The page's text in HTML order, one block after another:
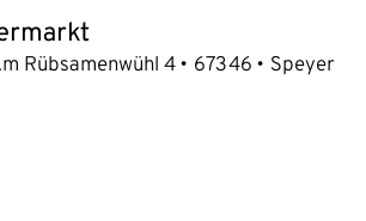
Rübsamenwühl 4 67346 Speyer